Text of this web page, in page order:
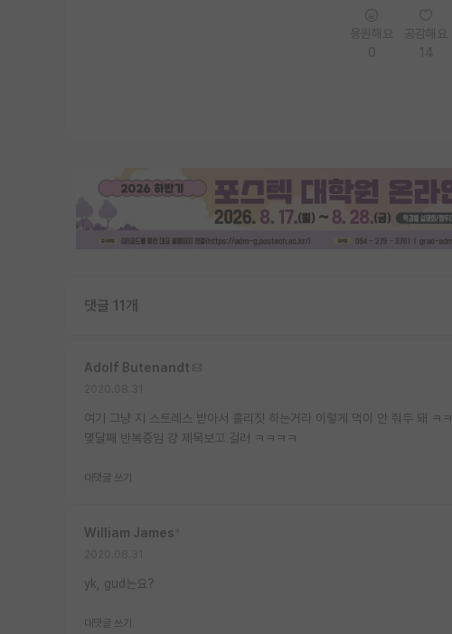
댓글 11개
Adolf Butenandt
여기 그냥 지 스트레스 받아서 훌리짓 하는거라 이렇게 먹이 안 줘두 돼 ㅋㅋ
몇달째 반복중임 걍 제목보고 걸러 ㅋㅋㅋㅋ
대댓글 쓰기
William James
yk, gud는요?
대댓글 쓰기